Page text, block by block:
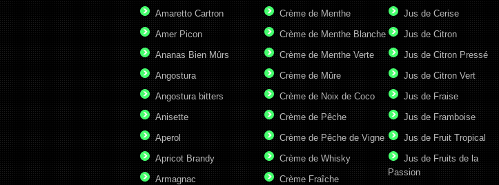
Amaretto Cartron
Amer Picon
Ananas Bien Mûrs
Angostura
Angostura bitters
Anisette
Aperol
Apricot Brandy
Armagnac
Crème de Menthe
Crème de Menthe Blanche
Crème de Menthe Verte
Crème de Mûre
Crème de Noix de Coco
Crème de Pêche
Crème de Pêche de Vigne
Crème de Whisky
Crème Fraîche
Jus de Cerise
Jus de Citron
Jus de Citron Pressé
Jus de Citron Vert
Jus de Fraise
Jus de Framboise
Jus de Fruit Tropical
Jus de Fruits de la
Passion